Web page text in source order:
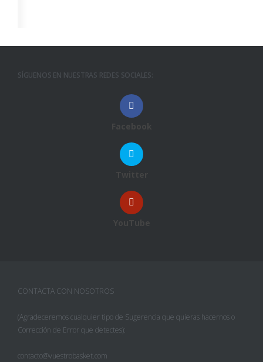
SÍGUENOS EN NUESTRAS REDES SOCIALES:
Facebook
Twitter
YouTube
CONTACTA CON NOSOTROS
(Agradeceremos cualquier tipo de Sugerencia que quieras hacernos o
Corrección de Error que detectes):
contacto@vuestrobasket.com